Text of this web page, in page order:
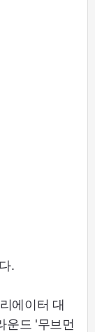
.
에이터 대
운드 '무브먼